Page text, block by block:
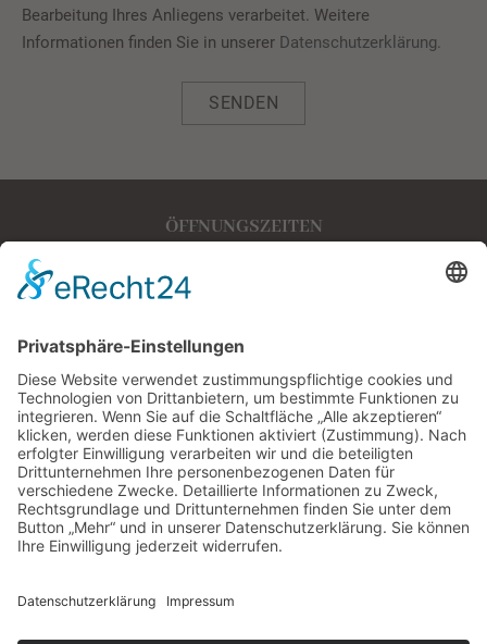
Bearbeitung Ihres Anliegens verarbeitet. Weitere
Informationen finden Sie in unserer Datenschutzerklärung.
SENDEN
ÖFFNUNGSZEITEN
Sa.: 16.00 – 23.00 Uhr
ADRESSE
Dieburger Straße 72
64287 Darmstadt
KONTAKT
info@rumpelstilzchen-restaurant.de